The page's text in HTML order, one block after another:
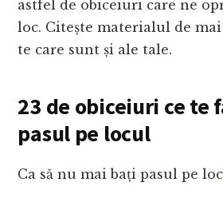
astfel de obiceiuri care ne
loc. Citește materialul de mai
te care sunt și ale tale.
23 de obiceiuri ce te
pasul pe locul
Ca să nu mai bați pasul pe